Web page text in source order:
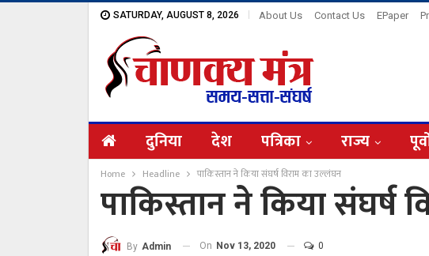
SATURDAY, AUGUST 8, 2026 About Us Contact Us EPaper
दुनिया देश पत्रिका राज्य
Home Headline पाकिस्तान ने किया संघर्ष विराम का उल्लंघन
पाकिस्तान ने किया संघर्ष
By Admin On Nov 13, 2020 0